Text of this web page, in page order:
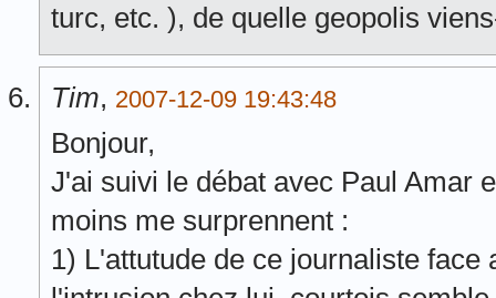
turc, etc. ), de quelle geopolis
Tim, 2007-12-09 19:43:48
Bonjour,
J'ai suivi le débat avec Paul Amar
moins me surprennent :
1) L'attutude de ce journaliste